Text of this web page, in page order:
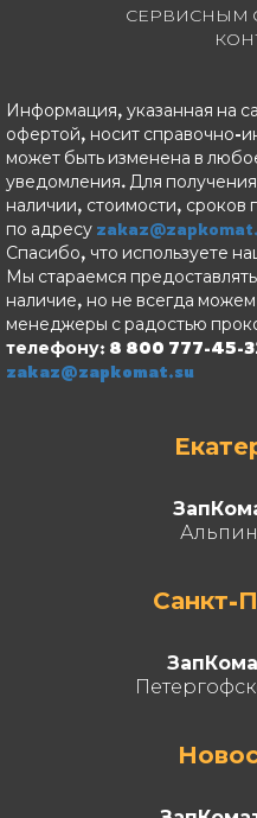
СЕРВИСНЫМ
Информация, указанная на
офертой, носит справочно-
может быть изменена в
уведомления. Для
наличии, стоимости, сроков
по адресу
Спасибо, что используете
Мы стараемся
наличие, но не всегда
менеджеры с радостью
телефону: 8 800 777-45-
zakaz@zapkomat.su
Санкт-